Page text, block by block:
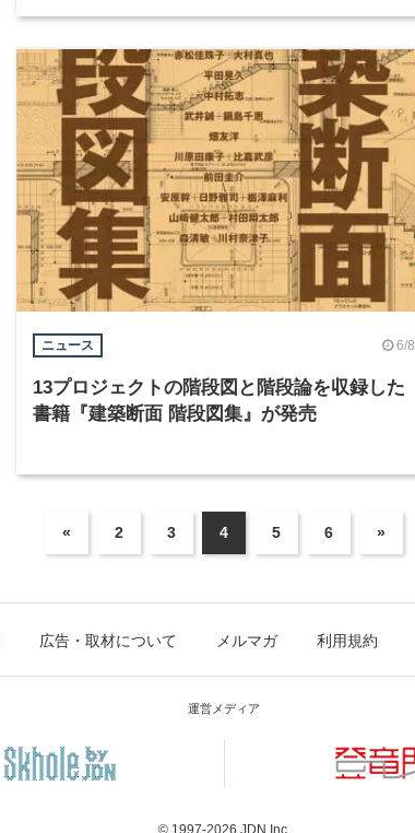
ニュース 6/8
13プロジェクトの階段図と階段論を収録した
書籍『建築断面 階段図集』が発売
« 2 3 4 5 6 »
広告・取材について メルマガ 利用規約
運営メディア
© 1997-2026 JDN Inc.